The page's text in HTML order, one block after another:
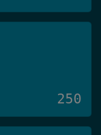
250